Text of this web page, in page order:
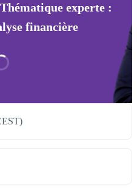
experte :
financière